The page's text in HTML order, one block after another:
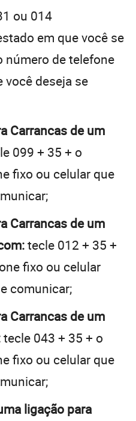
ou 014
em que você se
número de telefone
você deseja se
Carrancas de um
099 + 35 + o
fixo ou celular que
Carrancas de um
tecle 012 + 35 +
fixo ou celular
comunicar;
Carrancas de um
tecle 043 + 35 + o
fixo ou celular que
ligação para